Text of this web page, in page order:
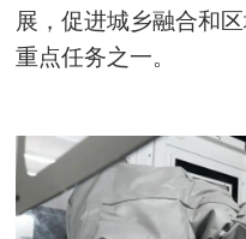
展，促进城乡融合和
重点任务之一。